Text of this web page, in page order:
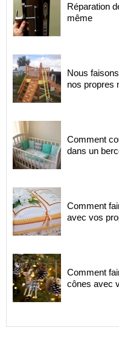
Réparation
même
Nous
nos propres
Comment
dans un
Comment
avec vos
Comment
cônes avec